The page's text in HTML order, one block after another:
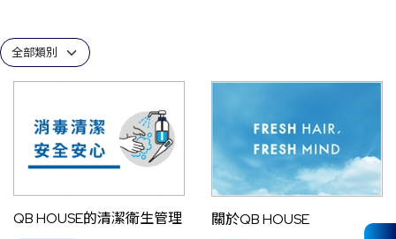
QB HOUSE的清潔衛生管理 關於QB HOUSE